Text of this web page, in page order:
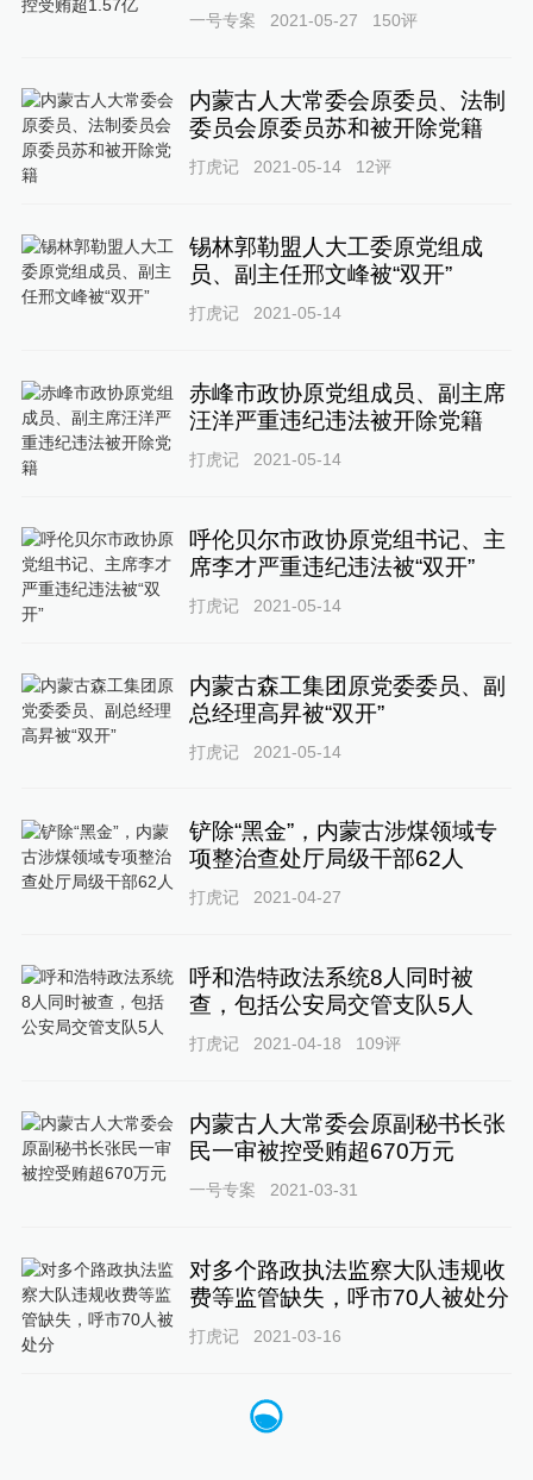
一号专案 2021-05-27 150评
内蒙古人大常委会原委员、法制
委员会原委员苏和被开除党籍
打虎记 2021-05-14 12评
锡林郭勒盟人大工委原党组成
员、副主任邢文峰被“双开”
打虎记 2021-05-14
赤峰市政协原党组成员、副主席
汪洋严重违纪违法被开除党籍
打虎记 2021-05-14
呼伦贝尔市政协原党组书记、主
席李才严重违纪违法被“双开”
打虎记 2021-05-14
内蒙古森工集团原党委委员、副
总经理高昇被“双开”
打虎记 2021-05-14
铲除“黑金”，内蒙古涉煤领域专
项整治查处厅局级干部62人
打虎记 2021-04-27
呼和浩特政法系统8人同时被
查，包括公安局交管支队5人
打虎记 2021-04-18 109评
内蒙古人大常委会原副秘书长张
民一审被控受贿超670万元
一号专案 2021-03-31
对多个路政执法监察大队违规收
费等监管缺失，呼市70人被处分
打虎记 2021-03-16